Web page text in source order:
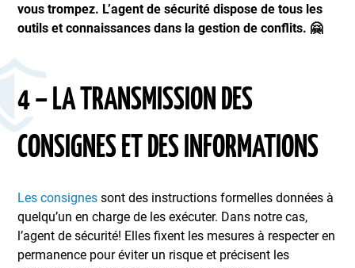
vous trompez. L’agent de sécurité dispose de tous les
outils et connaissances dans la gestion de conflits. 🤗
4 – LA TRANSMISSION DES
CONSIGNES ET DES INFORMATIONS
Les consignes sont des instructions formelles données à
quelqu’un en charge de les exécuter. Dans notre cas,
l’agent de sécurité! Elles fixent les mesures à respecter en
permanence pour éviter un risque et précisent les